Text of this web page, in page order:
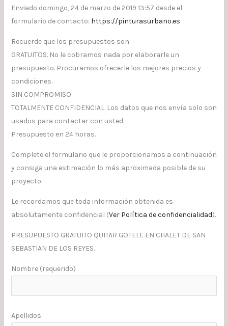
Enviado domingo, 24 de marzo de 2019 13:57 desde el
formulario de contacto: https://pinturasurbano.es
Recuerde que los presupuestos son:
GRATUITOS. No le cobramos nada por elaborarle un
presupuesto. Procuramos ofrecerle los mejores precios y
condiciones.
SIN COMPROMISO
TOTALMENTE CONFIDENCIAL. Los datos que nos envía solo son
usados para contactar con usted.
Presupuesto en 24 horas.
Complete el formulario que le proporcionamos a continuación
y consiga una estimación lo más aproximada posible de su
proyecto.
Le recordamos que toda información obtenida es
absolutamente confidencial (Ver Política de confidencialidad).
PRESUPUESTO GRATUITO QUITAR GOTELE EN CHALET DE SAN
SEBASTIAN DE LOS REYES.
Nombre (requerido)
Apellidos